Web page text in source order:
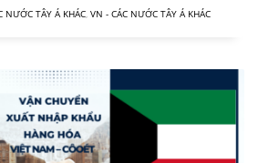
NƯỚC TÂY Á KHÁC, VN - CÁC NƯỚC TÂY Á KHÁC